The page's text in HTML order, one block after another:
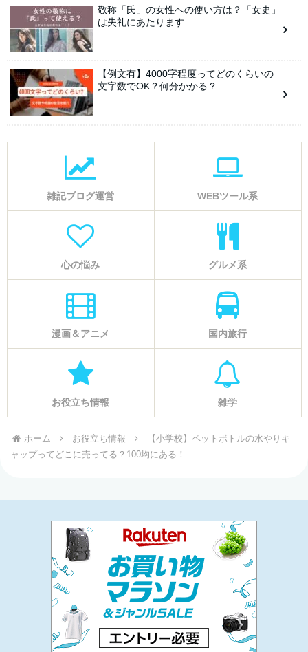
敬称「氏」の女性への使い方は？「女史」
は失礼にあたります
【例文有】4000字程度ってどのくらいの
文字数でOK？何分かかる？
雑記ブログ運営 WEBツール系
心の悩み グルメ系
漫画＆アニメ 国内旅行
お役立ち情報 雑学
ホーム お役立ち情報
【小学校】ペットボトルの水やりキ
ャップってどこに売ってる？100均にある！